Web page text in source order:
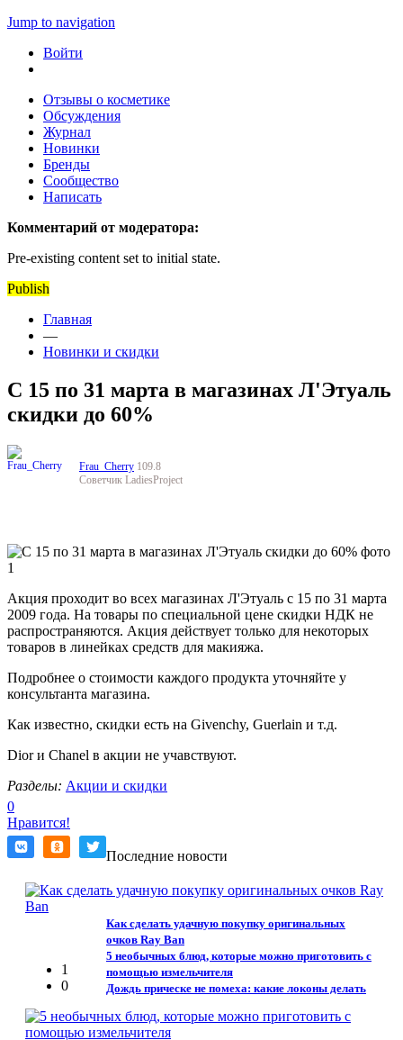
Jump to navigation
Войти
Отзывы о косметике
Обсуждения
Журнал
Новинки
Бренды
Сообщество
Написать
Комментарий от модератора:
Pre-existing content set to initial state.
Publish
Главная
—
Новинки и скидки
C 15 по 31 марта в магазинах Л'Этуаль
скидки до 60%
Frau_Cherry 109.8
Советчик LadiesProject
Акция проходит во всех магазинах Л'Этуаль c 15 по 31 марта
2009 года. На товары по специальной цене скидки НДК не
распространяются. Акция действует только для некоторых
товаров в линейках средств для макияжа.
Подробнее о стоимости каждого продукта уточняйте у
консультанта магазина.
Как известно, скидки есть на Givenchy, Guerlain и т.д.
Dior и Chanel в акции не учавствуют.
Разделы: Акции и скидки
0
Нравится!
Последние новости
Как сделать удачную покупку оригинальных
очков Ray Ban
1
0
5 необычных блюд, которые можно приготовить с
помощью измельчителя
Дождь прическе не помеха: какие локоны делать